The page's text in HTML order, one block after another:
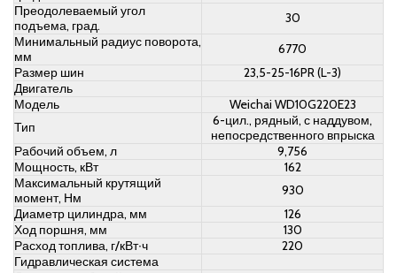
Преодолеваемый угол
подъема, град.
30
Минимальный радиус поворота,
мм
6770
Размер шин
23,5-25-16PR (L-3)
Двигатель
Модель
Weichai WD10G220E23
Тип
6-цил., рядный, с наддувом,
непосредственного впрыска
Рабочий объем, л
9,756
Мощность, кВт
162
Максимальный крутящий
момент, Нм
930
Диаметр цилиндра, мм
126
Ход поршня, мм
130
Расход топлива, г/кВт∙ч
220
Гидравлическая система